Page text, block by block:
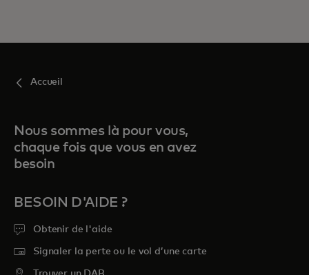
Accueil
Nous sommes là pour vous,
chaque fois que vous en avez
besoin
BESOIN D'AIDE ?
Obtenir de l'aide
Signaler la perte ou le vol d’une carte